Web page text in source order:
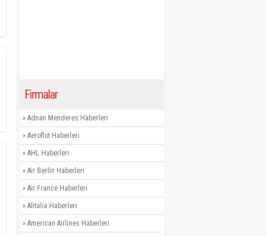
Firmalar
» Adnan Menderes Haberleri
» Aeroflot Haberleri
» AHL Haberleri
» Air Berlin Haberleri
» Air France Haberleri
» Alitalia Haberleri
» American Airlines Haberleri